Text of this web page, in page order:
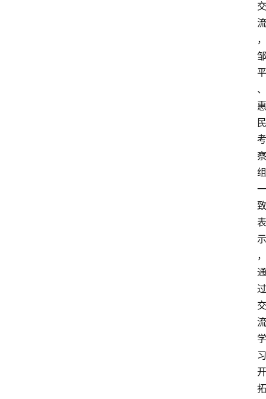
交
流
，
邹
平
、
惠
民
考
察
组
一
致
表
示
，
通
过
交
流
学
习
开
拓